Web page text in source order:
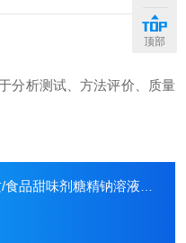
分析测试、方法评价、质量
甜味剂糖精钠溶液标准物质
顶部